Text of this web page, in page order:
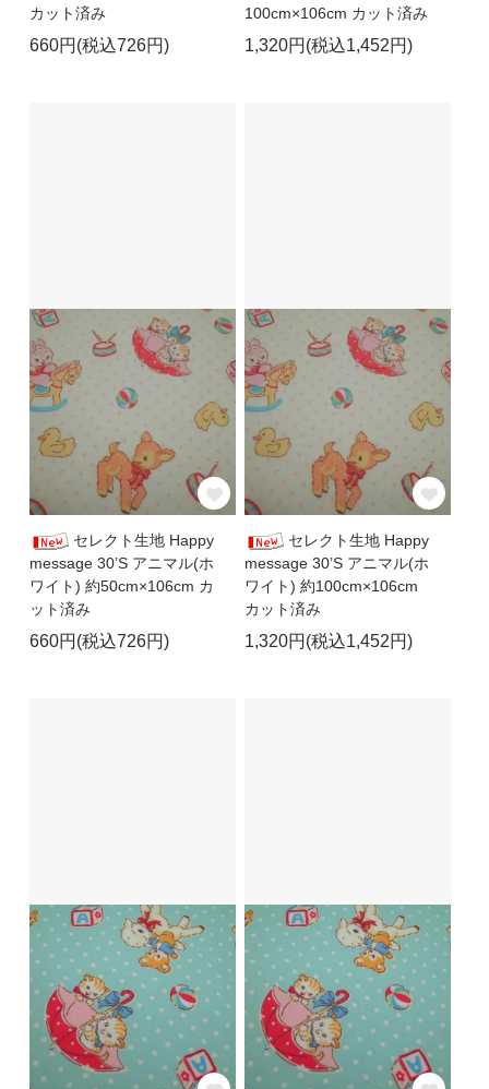
カット済み
660円(税込726円)
100cm×106cm カット済み
1,320円(税込1,452円)
セレクト生地 Happy
message 30’S アニマル(ホ
ワイト) 約50cm×106cm カ
ット済み
660円(税込726円)
セレクト生地 Happy
message 30’S アニマル(ホ
ワイト) 約100cm×106cm
カット済み
1,320円(税込1,452円)